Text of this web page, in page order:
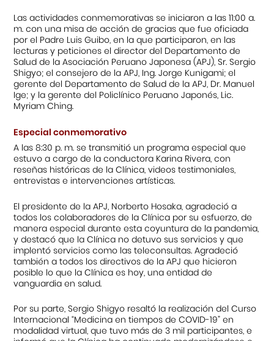
Las actividades conmemorativas se iniciaron a las 11:00 a.
m. con una misa de acción de gracias que fue oficiada
por el Padre Luis Guibo, en la que participaron, en las
lecturas y peticiones el director del Departamento de
Salud de la Asociación Peruano Japonesa (APJ), Sr. Sergio
Shigyo; el consejero de la APJ, Ing. Jorge Kunigami; el
gerente del Departamento de Salud de la APJ, Dr. Manuel
Ige; y la gerente del Policlínico Peruano Japonés, Lic.
Myriam Ching.
Especial conmemorativo
A las 8:30 p. m. se transmitió un programa especial que
estuvo a cargo de la conductora Karina Rivera, con
reseñas históricas de la Clínica, videos testimoniales,
entrevistas e intervenciones artísticas.
El presidente de la APJ, Norberto Hosaka, agradeció a
todos los colaboradores de la Clínica por su esfuerzo, de
manera especial durante esta coyuntura de la pandemia,
y destacó que la Clínica no detuvo sus servicios y que
implentó servicios como las teleconsultas. Agradeció
también a todos los directivos de la APJ que hicieron
posible lo que la Clínica es hoy, una entidad de
vanguardia en salud.
Por su parte, Sergio Shigyo resaltó la realización del Curso
Internacional “Medicina en tiempos de COVID-19” en
modalidad virtual, que tuvo más de 3 mil participantes, e